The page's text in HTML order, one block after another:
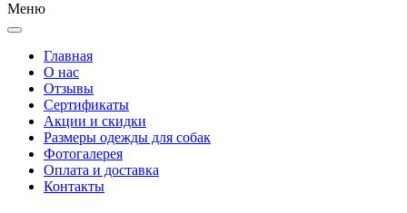
Меню
Главная
О нас
Отзывы
Сертификаты
Акции и скидки
Размеры одежды для собак
Фотогалерея
Оплата и доставка
Контакты